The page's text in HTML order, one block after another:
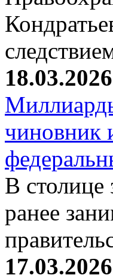
18.03.2026
чиновник
В столице
ранее
17.03.2026